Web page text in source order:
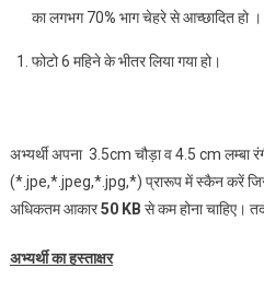
का लगभग 70% भाग चेहरे से आच्छादित हो ।
फोटो 6 महिने के भीतर लिया गया हो।
अभ्‍यर्थी अपना 3.5cm चौड़ा व 4.5 cm लम्बा
(*.jpe,*.jpeg,*.jpg,*) प्रारूप में स्कैन करें
अधि‍कतम आकार50 KB से कम होना चाहिए।
अभ्‍यर्थीका हस्ताक्षर